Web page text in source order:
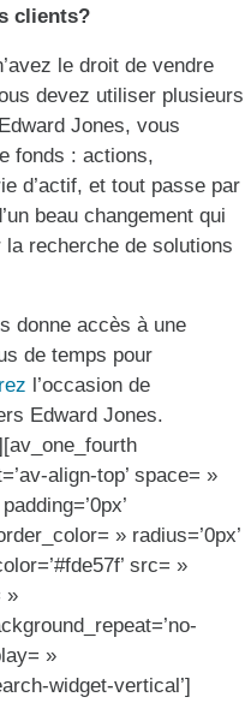
clients?
le droit de vendre
devez utiliser plusieurs
Jones, vous
fonds : actions,
d’actif, et tout passe par
beau changement qui
recherche de solutions
donne accès à une
de temps pour
l’occasion de
Edward Jones.
align-top’ space= »
» radius=’0px’
src= »
»
»
widget-vertical’]